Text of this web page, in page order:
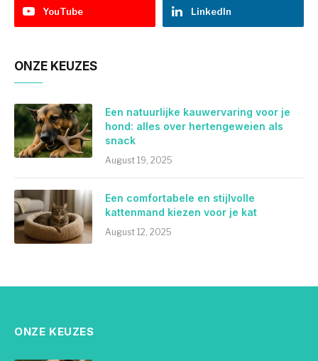
YouTube LinkedIn
ONZE KEUZES
Een natuurlijke kauwervaring voor je
hond: alles over hertengeweien als
snack
August 19, 2025
Een comfortabele en stijlvolle
kattenmand kiezen voor je kat
August 12, 2025
ONZE KEUZES